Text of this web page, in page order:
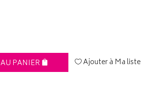
PANIER Ajouter à Ma liste